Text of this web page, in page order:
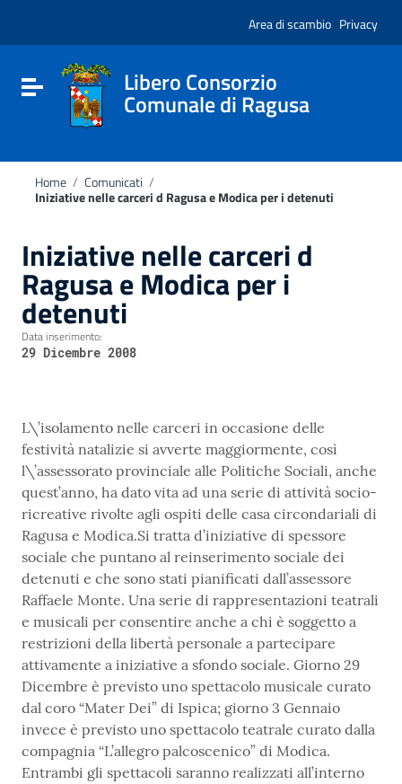
sito
include
Vai al footer
Area di scambio Privacy
Attiva / disattiva la navigazione
Libero Consorzio
Comunale di Ragusa
Home / Comunicati /
Iniziative nelle carceri d Ragusa e Modica per i detenuti
Iniziative nelle carceri d
Ragusa e Modica per i
detenuti
Data inserimento:
29 Dicembre 2008
L\’isolamento nelle carceri in occasione delle
festività natalizie si avverte maggiormente, così
l\’assessorato provinciale alle Politiche Sociali, anche
quest’anno, ha dato vita ad una serie di attività socio-
ricreative rivolte agli ospiti delle casa circondariali di
Ragusa e Modica.Si tratta d’iniziative di spessore
sociale che puntano al reinserimento sociale dei
detenuti e che sono stati pianificati dall’assessore
Raffaele Monte. Una serie di rappresentazioni teatrali
e musicali per consentire anche a chi è soggetto a
restrizioni della libertà personale a partecipare
attivamente a iniziative a sfondo sociale. Giorno 29
Dicembre è previsto uno spettacolo musicale curato
dal coro “Mater Dei” di Ispica; giorno 3 Gennaio
invece è previsto uno spettacolo teatrale curato dalla
compagnia “L’allegro palcoscenico” di Modica.
Entrambi gli spettacoli saranno realizzati all’interno